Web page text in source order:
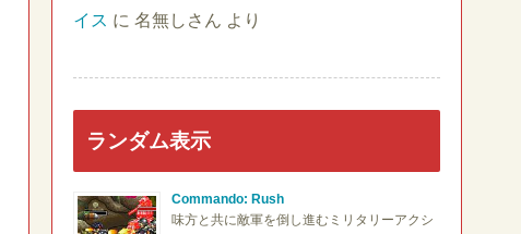
イス に 名無しさん より
ランダム表示
Commando: Rush
味方と共に敵軍を倒し進むミリタリーアクシ